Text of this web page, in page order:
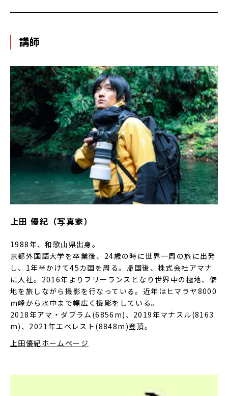
講師
上田 優紀（写真家）
1988年、和歌山県出身。
京都外国語大学を卒業後、24歳の時に世界一周の旅に出発
し、1年半かけて45カ国を周る。帰国後、株式会社アマナ
に入社。2016年よりフリーランスとなり世界中の極地、僻
地を旅しながら撮影を行なっている。近年はヒマラヤ8000
m峰から水中まで幅広く撮影をしている。
2018年アマ・ダブラム(6856m)、2019年マナスル(8163
m)、2021年エベレスト(8848m)登頂。
上田優紀ホームページ